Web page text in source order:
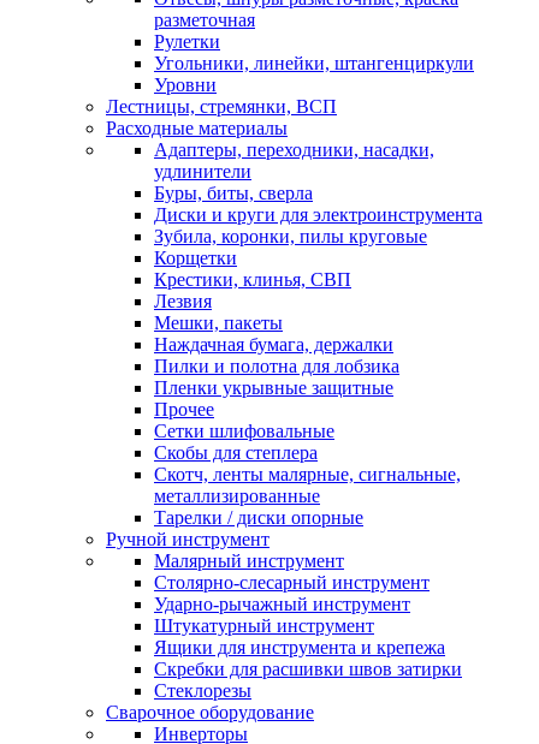
разметочная
Рулетки
Угольники, линейки, штангенциркули
Уровни
Лестницы, стремянки, ВСП
Расходные материалы
Адаптеры, переходники, насадки,
удлинители
Буры, биты, сверла
Диски и круги для электроинструмента
Зубила, коронки, пилы круговые
Корщетки
Крестики, клинья, СВП
Лезвия
Мешки, пакеты
Наждачная бумага, держалки
Пилки и полотна для лобзика
Пленки укрывные защитные
Прочее
Сетки шлифовальные
Скобы для степлера
Скотч, ленты малярные, сигнальные,
металлизированные
Тарелки / диски опорные
Ручной инструмент
Малярный инструмент
Столярно-слесарный инструмент
Ударно-рычажный инструмент
Штукатурный инструмент
Ящики для инструмента и крепежа
Скребки для расшивки швов затирки
Стеклорезы
Сварочное оборудование
Инверторы